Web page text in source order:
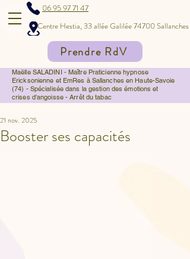
06 95 97 71 47
Prendre RdV
Centre Hestia, 33 allée Galilée 74700 Sallanches
Maëlle SALADINI - Maître Praticienne hypnose
Ericksonienne et EmRes à Sallanches en Haute-Savoie
(74) - Spécialisée dans la gestion des émotions et
crises d'angoisse - Arrêt du tabac
Booster ses capacités
21 nov. 2025